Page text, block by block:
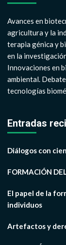
Avances en
agricultura y la
terapia génica y
en la
Innovaciones en
ambiental.
tecnologías
Entradas
Diálogos con
FORMACIÓN
El papel de la
individuos
Artefactos y